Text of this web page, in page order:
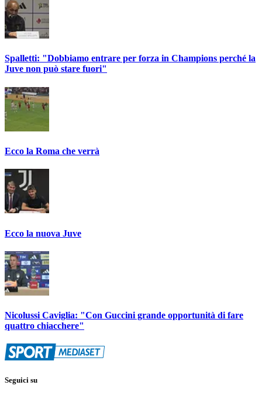
Spalletti: "Dobbiamo entrare per forza in Champions perché la
Juve non può stare fuori"
Ecco la Roma che verrà
Ecco la nuova Juve
Nicolussi Caviglia: "Con Guccini grande opportunità di fare
quattro chiacchere"
Seguici su